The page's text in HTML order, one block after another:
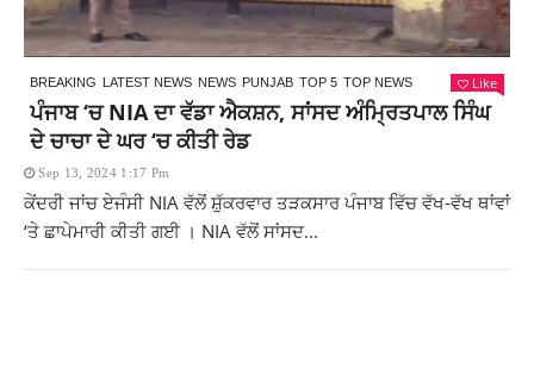
BREAKING LATEST NEWS NEWS PUNJAB TOP 5 TOP NEWS Like
ਪੰਜਾਬ ‘ਚ NIA ਦਾ ਵੱਡਾ ਐਕਸ਼ਨ, ਸਾਂਸਦ ਅੰਮ੍ਰਿਤਪਾਲ ਸਿੰਘ
ਦੇ ਚਾਚਾ ਦੇ ਘਰ ‘ਚ ਕੀਤੀ ਰੇਡ
Sep 13, 2024 1:17 Pm
ਕੇਂਦਰੀ ਜਾਂਚ ਏਜੰਸੀ NIA ਵੱਲੋਂ ਸ਼ੁੱਕਰਵਾਰ ਤੜਕਸਾਰ ਪੰਜਾਬ ਵਿੱਚ ਵੱਖ-ਵੱਖ ਥਾਂਵਾਂ
‘ਤੇ ਛਾਪੇਮਾਰੀ ਕੀਤੀ ਗਈ । NIA ਵੱਲੋਂ ਸਾਂਸਦ...